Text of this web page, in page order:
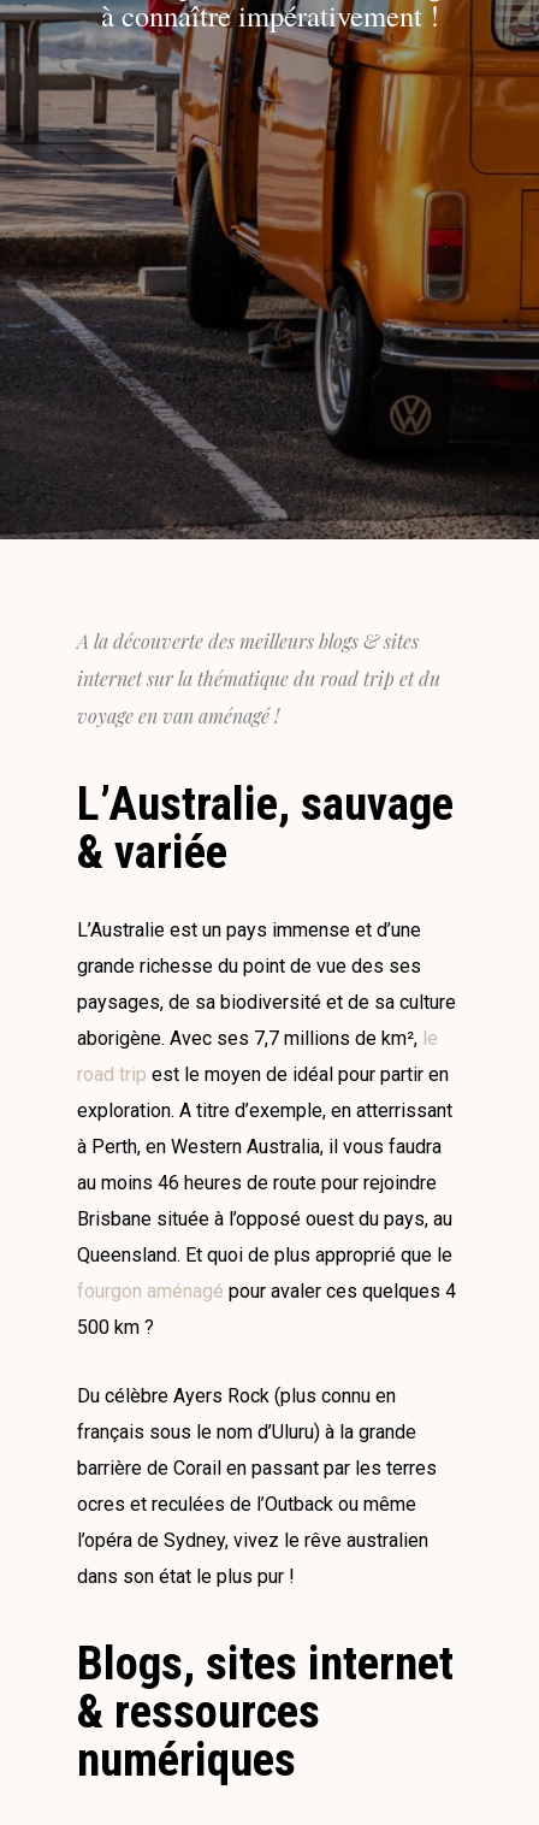
à connaître impérativement !
A la découverte des meilleurs blogs & sites
internet sur la thématique du road trip et du
voyage en van aménagé !
L’Australie, sauvage
& variée
L’Australie est un pays immense et d’une
grande richesse du point de vue des ses
paysages, de sa biodiversité et de sa culture
aborigène. Avec ses 7,7 millions de km², le
road trip est le moyen de idéal pour partir en
exploration. A titre d’exemple, en atterrissant
à Perth, en Western Australia, il vous faudra
au moins 46 heures de route pour rejoindre
Brisbane située à l’opposé ouest du pays, au
Queensland. Et quoi de plus approprié que le
fourgon aménagé pour avaler ces quelques 4
500 km ?
Du célèbre Ayers Rock (plus connu en
français sous le nom d’Uluru) à la grande
barrière de Corail en passant par les terres
ocres et reculées de l’Outback ou même
l’opéra de Sydney, vivez le rêve australien
dans son état le plus pur !
Blogs, sites internet
& ressources
numériques